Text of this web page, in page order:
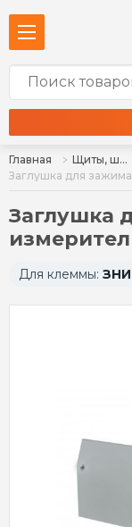
Главная Щиты, шкафы, корпуса и изделия к ним
Заглушка для
Заглушка
Для клеммы: ЗНИ